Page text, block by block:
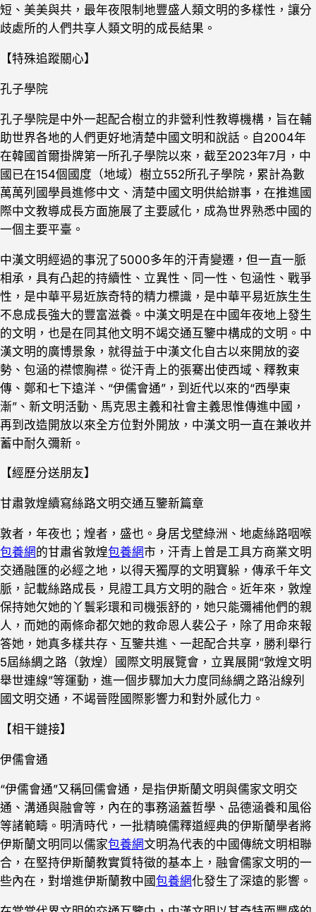
短、美美與共，最年夜限制地豐盛人類文明的多樣性，讓分
歧處所的人們共享人類文明的成長結果。
【特殊追蹤關心】
孔子學院
孔子學院是中外一起配合樹立的非營利性教導機構，旨在輔
助世界各地的人們更好地清楚中國文明和說話。自2004年
在韓國首爾掛牌第一所孔子學院以來，截至2023年7月，中
國已在154個國度（地域）樹立552所孔子學院，累計為數
萬萬列國學員進修中文、清楚中國文明供給辦事，在推進國
際中文教導成長方面施展了主要感化，成為世界熟悉中國的
一個主要平臺。
中漢文明經過的事況了5000多年的汗青變遷，但一直一脈
相承，具有凸起的持續性、立異性、同一性、包涵性、戰爭
性，是中華平易近族奇特的精力標識，是中華平易近族生生
不息成長強大的豐富滋養。中漢文明是在中國年夜地上發生
的文明，也是在同其他文明不竭交通互鑒中構成的文明。中
漢文明的廣博景象，就得益于中漢文化自古以來開放的姿
勢、包涵的襟懷胸襟。從汗青上的張騫出使西域、釋教東
傳、鄭和七下遠洋、“伊儒會通”，到近代以來的“西學東
漸”、新文明活動、馬克思主義和社會主義思惟傳進中國，
再到改造開放以來全方位對外開放，中漢文明一直在兼收并
蓄中耐久彌新。
【經歷分送朋友】
甘肅敦煌續寫絲路文明交通互鑒新篇章
敦者，年夜也；煌者，盛也。身居戈壁綠洲、地處絲路咽喉
包養網的甘肅省敦煌包養網市，汗青上曾是工具方商業文明
交通融匯的必經之地，以得天獨厚的文明寶躲，傳承千年文
脈，記載絲路成長，見證工具方文明的融合。近年來，敦煌
保持她欠她的丫鬟彩環和司機張舒的，她只能彌補他們的親
人，而她的兩條命都欠她的救命恩人裴公子，除了用命來報
答她，她真多樣共存、互鑒共進、一起配合共享，勝利舉行
5屆絲綢之路（敦煌）國際文明展覽會，立異展開“敦煌文明
舉世連線”等運動，進一個步驟加大力度同絲綢之路沿線列
國文明交通，不竭晉陞國際影響力和對外感化力。
【相干鏈接】
伊儒會通
“伊儒會通”又稱回儒會通，是指伊斯蘭文明與儒家文明交
通、溝通與融會等，內在的事務涵蓋哲學、品德涵養和風俗
等諸範疇。明清時代，一批精曉儒釋道經典的伊斯蘭學者將
伊斯蘭文明同以儒家包養網文明為代表的中國傳統文明相聯
合，在堅持伊斯蘭教實質特徵的基本上，融會儒家文明的一
些內在，對增進伊斯蘭教中國包養網化發生了深遠的影響。